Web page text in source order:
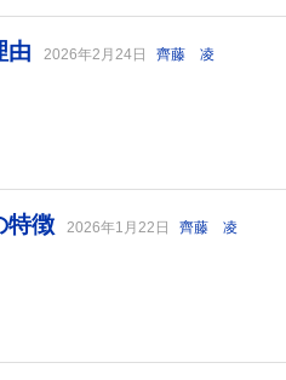
由 2026年2月24日 齊藤 凌
特徴 2026年1月22日 齊藤 凌